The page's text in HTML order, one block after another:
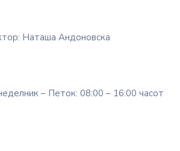
Наташа Андоновска
– Петок: 08:00 – 16:00 часот